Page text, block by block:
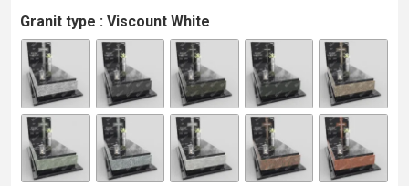
Granit type : Viscount White
A
lt
n
ti